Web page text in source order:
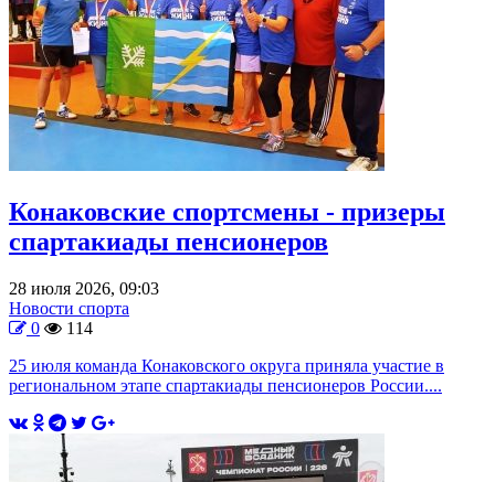
Конаковские спортсмены - призеры
спартакиады пенсионеров
28 июля 2026, 09:03
Новости спорта
0
114
25 июля команда Конаковского округа приняла участие в
региональном этапе спартакиады пенсионеров России....